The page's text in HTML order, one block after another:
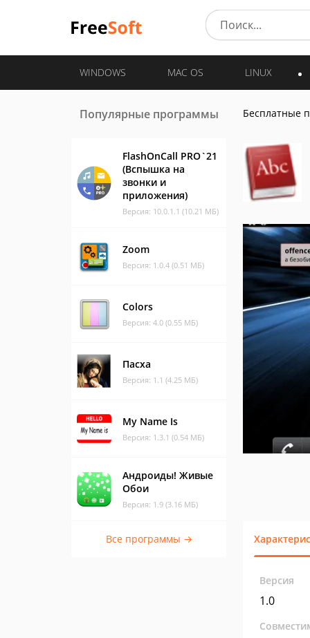
WINDOWS MAC OS LINUX
Популярные программы
FlashOnCall PRO`21
(Вспышка на
звонки и
приложения)
Версия: 10.0.1.1 (10.21 МБ)
Zoom
Версия: 1.0.4 (0.51 МБ)
Colors
Версия: 4.0 (0.55 МБ)
Пасха
Версия: 1.1 (4.25 МБ)
My Name Is
Версия: 1.3.1 (0.54 МБ)
Андроиды! Живые
Обои
Версия: 1.9 (3.16 МБ)
Все программы →
Бесплатные
Версия
1.0